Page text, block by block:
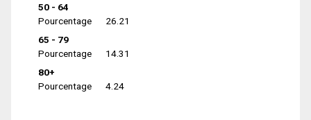
50 - 64
Pourcentage
26.21
65 - 79
Pourcentage
14.31
80+
Pourcentage
4.24